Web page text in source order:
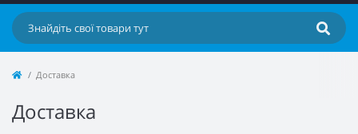
Доставка
Доставка